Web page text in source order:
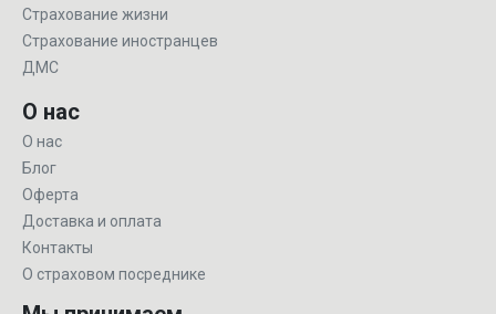
Страхование жизни
Страхование иностранцев
ДМС
О нас
О нас
Блог
Оферта
Доставка и оплата
Контакты
О страховом посреднике